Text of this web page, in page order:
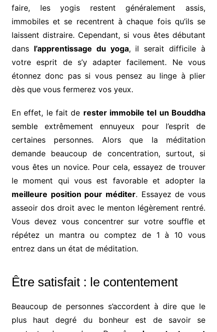
faire, les yogis restent généralement assis,
immobiles et se recentrent à chaque fois qu’ils se
laissent distraire. Cependant, si vous êtes débutant
dans l’apprentissage du yoga, il serait difficile à
votre esprit de s’y adapter facilement. Ne vous
étonnez donc pas si vous pensez au linge à plier
dès que vous fermerez vos yeux.
En effet, le fait de rester immobile tel un Bouddha
semble extrêmement ennuyeux pour l’esprit de
certaines personnes. Alors que la méditation
demande beaucoup de concentration, surtout, si
vous êtes un novice. Pour cela, essayez de trouver
le moment qui vous est favorable et adopter la
meilleure position pour méditer. Essayez de vous
asseoir dos droit avec le menton légèrement rentré.
Vous devez vous concentrer sur votre souffle et
répétez un mantra ou comptez de 1 à 10 vous
entrez dans un état de méditation.
Être satisfait : le contentement
Beaucoup de personnes s’accordent à dire que le
plus haut degré du bonheur est de savoir se